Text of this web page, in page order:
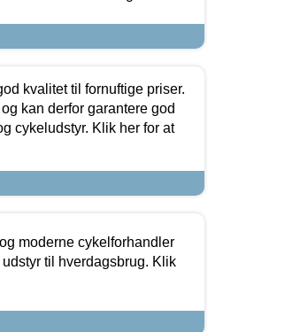
kvalitet til fornuftige priser.
kan derfor garantere god
cykeludstyr. Klik her for at
moderne cykelforhandler
til hverdagsbrug. Klik